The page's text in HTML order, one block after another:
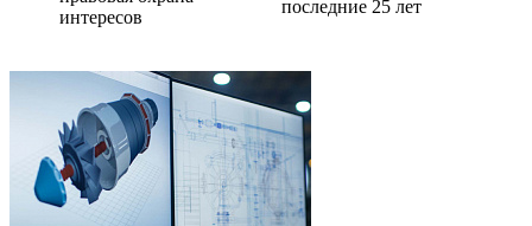
интересов
последние 25 лет